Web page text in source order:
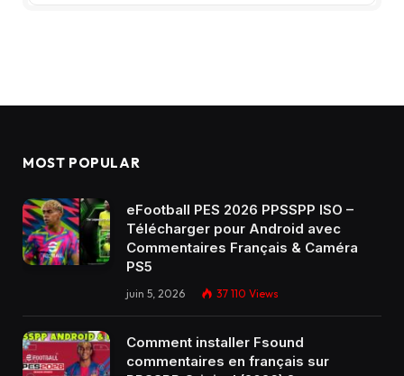
MOST POPULAR
eFootball PES 2026 PPSSPP ISO –
Télécharger pour Android avec
Commentaires Français & Caméra
PS5
juin 5, 2026 37 110 Views
Comment installer Fsound
commentaires en français sur